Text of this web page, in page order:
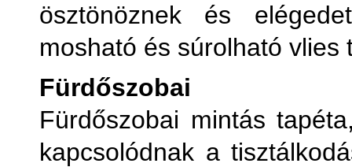
ösztönöznek és
mosható és súrolható vlies
Fürdőszobai
Fürdőszobai mintás
kapcsolódnak a